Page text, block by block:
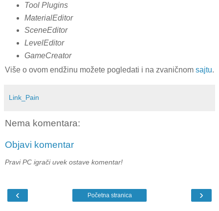
Tool Plugins
MaterialEditor
SceneEditor
LevelEditor
GameCreator
Više o ovom endžinu možete pogledati i na zvaničnom sajtu.
Link_Pain
Nema komentara:
Objavi komentar
Pravi PC igrači uvek ostave komentar!
‹ ›
Početna stranica